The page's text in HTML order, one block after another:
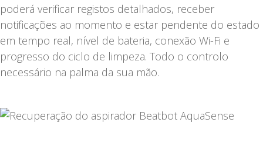
poderá verificar registos detalhados, receber
notificações ao momento e estar pendente do estado
em tempo real, nível de bateria, conexão Wi-Fi e
progresso do ciclo de limpeza. Todo o controlo
necessário na palma da sua mão.